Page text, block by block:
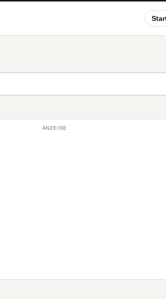
ANZEIGE